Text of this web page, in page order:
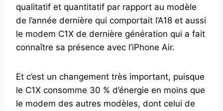
qualitatif et quantitatif par rapport au modèle
de l’année dernière qui comportait l’A18 et aussi
le modem C1X de dernière génération qui a fait
connaître sa présence avec l’iPhone Air.
Et c’est un changement très important, puisque
le C1X consomme 30 % d’énergie en moins que
le modem des autres modèles, dont celui de